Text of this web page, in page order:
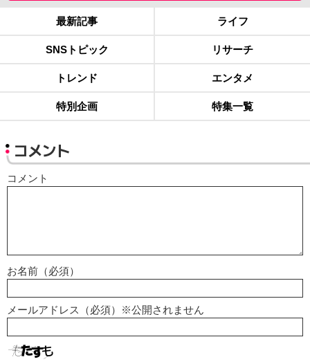
最新記事 ライフ
SNSトピック リサーチ
トレンド エンタメ
特別企画 特集一覧
コメント
コメント
お名前（必須）
メールアドレス（必須）※公開されません